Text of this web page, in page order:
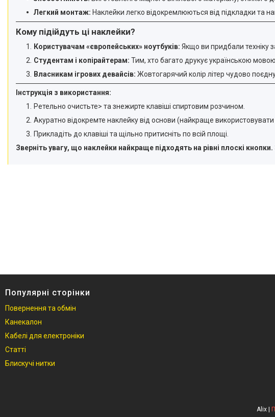
Легкий монтаж: Наклейки легко відокремлюються від підкладки та
Кому підійдуть ці наклейки?
Користувачам «європейських» ноутбуків: Якщо ви придбали техніку
Студентам і копірайтерам: Тим, хто багато друкує українською мовою
Власникам ігрових девайсів: Жовтогарячий колір літер чудово
Інструкція з використання:
Ретельно очистьте> та знежирте клавіші спиртовим розчином.
Акуратно відокремте наклейку від основи (найкраще
Прикладіть до клавіші та щільно притисніть по всій площі.
Зверніть увагу, що наклейки найкраще підходять на рівні плоскі
Популярні сторінки
Повернення та обмін
Канекалон
Кабелі для електроніки
Статті
Блискучі нитки
Alix |